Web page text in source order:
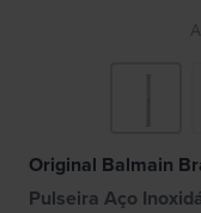
Original Balmain
Pulseira Aço